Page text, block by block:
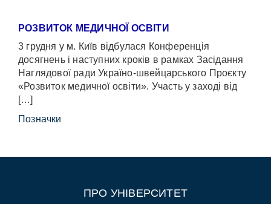
РОЗВИТОК МЕДИЧНОЇ ОСВІТИ
3 грудня у м. Київ відбулася Конференція
досягнень і наступних кроків в рамках Засідання
Наглядової ради Україно-швейцарського Проєкту
«Розвиток медичної освіти». Участь у заході від
[…]
Позначки
ПРО УНІВЕРСИТЕТ